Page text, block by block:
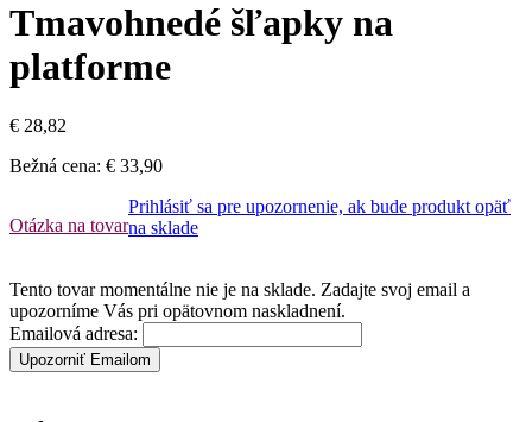
Tmavohnedé šľapky na
platforme
€ 28,82
Bežná cena: € 33,90
Otázka na tovar
Prihlásiť sa pre upozornenie, ak bude produkt opäť
na sklade
Tento tovar momentálne nie je na sklade. Zadajte svoj email a
upozorníme Vás pri opätovnom naskladnení.
Emailová adresa:
Upozorniť Emailom